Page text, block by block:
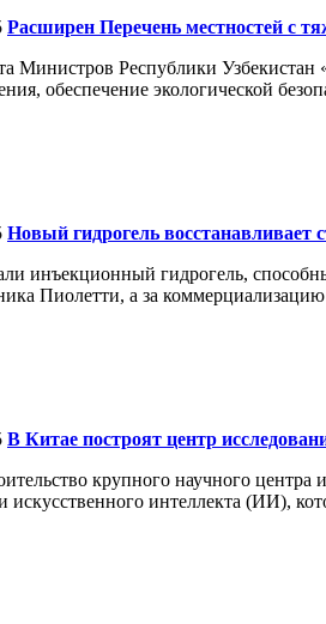
Расширен Перечень местностей с
Министров Республики
обеспечение экологической
Новый гидрогель восстанавливает
инъекционный гидрогель,
Пиолетти, а за коммерциализацию
В Китае построят центр
крупного научного
искусственного интеллекта (ИИ),